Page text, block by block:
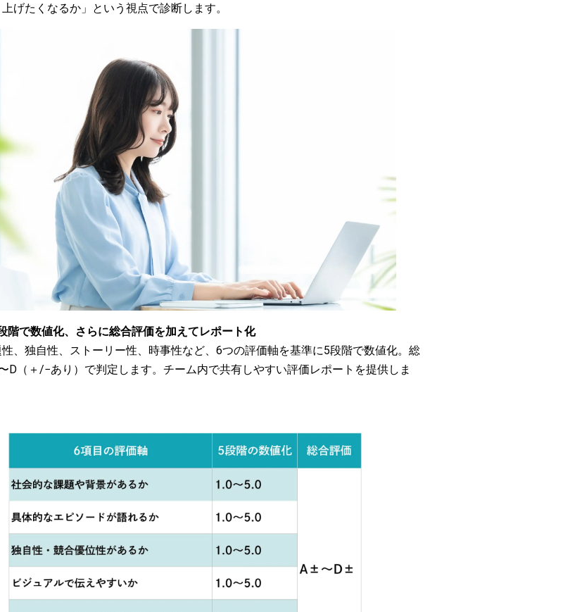
げたくなるか」という視点で診断します。
階で数値化、さらに総合評価を加えてレポート化
、独自性、ストーリー性、時事性など、6つの評価軸を基準に5段階で数値化。総
D（＋/−あり）で判定します。チーム内で共有しやすい評価レポートを提供しま